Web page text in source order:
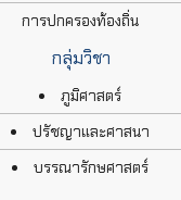
การปกครองท้องถิ่น
กลุ่มวิชา
ภูมิศาสตร์
ปรัชญาและศาสนา
บรรณารักษศาสตร์